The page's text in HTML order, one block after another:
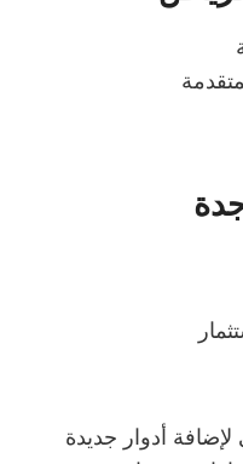
لإضافة أدوار جديدة